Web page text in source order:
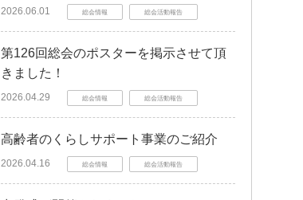
2026.06.01 総会情報 総会活動報告
第126回総会のポスターを掲示させて頂
きました！
2026.04.29 総会情報 総会活動報告
高齢者のくらしサポート事業のご紹介
2026.04.16 総会情報 総会活動報告